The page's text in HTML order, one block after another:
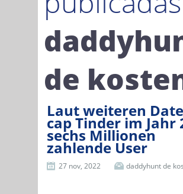
de
Laut weiteren
cap Tinder im Jahr
sechs Millionen
zahlende User
27 nov, 2022 daddyhunt de